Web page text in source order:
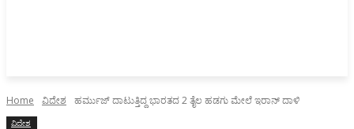
Home ವಿದೇಶ ಹರ್ಮುಜ್ ದಾಟುತ್ತಿದ್ದ ಭಾರತದ 2 ತೈಲ ಹಡಗು ಮೇಲೆ ಇರಾನ್ ದಾಳಿ
ವಿದೇಶ